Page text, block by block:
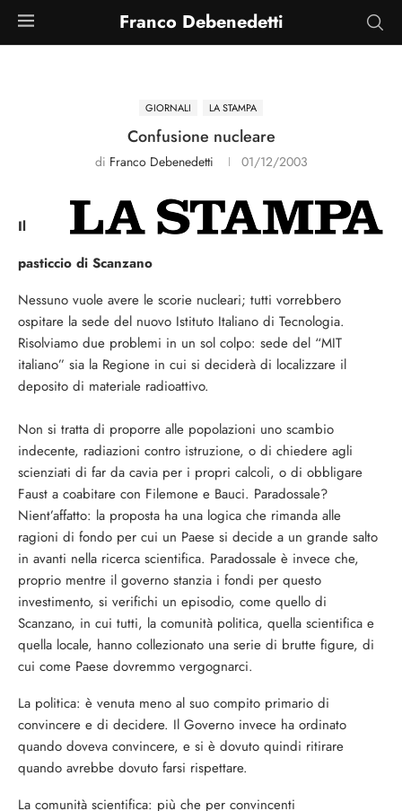
Franco Debenedetti
GIORNALI LA STAMPA
Confusione nucleare
di Franco Debenedetti 01/12/2003
Il
pasticcio di Scanzano
Nessuno vuole avere le scorie nucleari; tutti vorrebbero
ospitare la sede del nuovo Istituto Italiano di Tecnologia.
Risolviamo due problemi in un sol colpo: sede del “MIT
italiano” sia la Regione in cui si deciderà di localizzare il
deposito di materiale radioattivo.
Non si tratta di proporre alle popolazioni uno scambio
indecente, radiazioni contro istruzione, o di chiedere agli
scienziati di far da cavia per i propri calcoli, o di obbligare
Faust a coabitare con Filemone e Bauci. Paradossale?
Nient’affatto: la proposta ha una logica che rimanda alle
ragioni di fondo per cui un Paese si decide a un grande salto
in avanti nella ricerca scientifica. Paradossale è invece che,
proprio mentre il governo stanzia i fondi per questo
investimento, si verifichi un episodio, come quello di
Scanzano, in cui tutti, la comunità politica, quella scientifica e
quella locale, hanno collezionato una serie di brutte figure, di
cui come Paese dovremmo vergognarci.
La politica: è venuta meno al suo compito primario di
convincere e di decidere. Il Governo invece ha ordinato
quando doveva convincere, e si è dovuto quindi ritirare
quando avrebbe dovuto farsi rispettare.
La comunità scientifica: più che per convincenti